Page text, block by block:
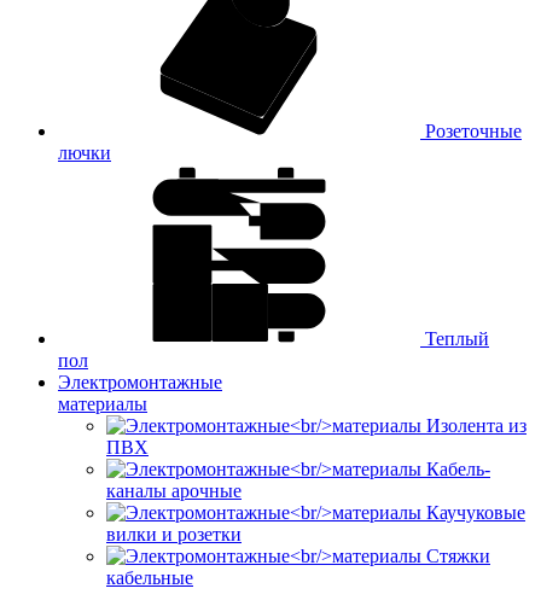
Розеточные
лючки
Теплый
пол
Электромонтажные
материалы
Изолента из
ПВХ
Кабель-
каналы арочные
Каучуковые
вилки и розетки
Стяжки
кабельные